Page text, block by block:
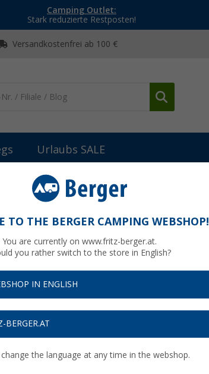
Camping Outlet:
Stark reduzierte Restposten!
Versandkostenfrei ab 100 €
Urlaubs SALE
TO THE BERGER CAMPING WEBSHOP!
You are currently on www.fritz-berger.at.
you rather switch to the store in English?
IN ENGLISH
BERGER.AT
change the language at any time in the webshop.